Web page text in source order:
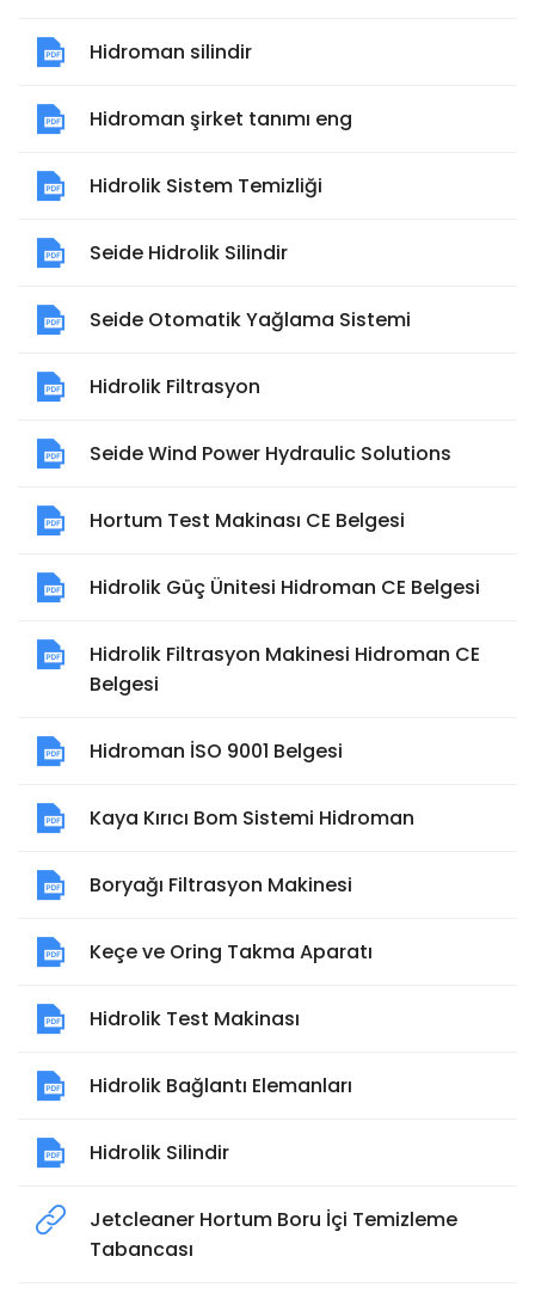
Hidroman silindir
Hidroman şirket tanımı eng
Hidrolik Sistem Temizliği
Seide Hidrolik Silindir
Seide Otomatik Yağlama Sistemi
Hidrolik Filtrasyon
Seide Wind Power Hydraulic Solutions
Hortum Test Makinası CE Belgesi
Hidrolik Güç Ünitesi Hidroman CE Belgesi
Hidrolik Filtrasyon Makinesi Hidroman CE
Belgesi
Hidroman İSO 9001 Belgesi
Kaya Kırıcı Bom Sistemi Hidroman
Boryağı Filtrasyon Makinesi
Keçe ve Oring Takma Aparatı
Hidrolik Test Makinası
Hidrolik Bağlantı Elemanları
Hidrolik Silindir
Jetcleaner Hortum Boru İçi Temizleme
Tabancası